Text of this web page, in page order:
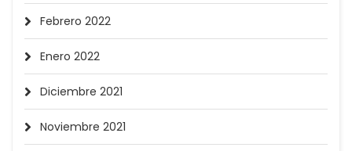
Febrero 2022
Enero 2022
Diciembre 2021
Noviembre 2021